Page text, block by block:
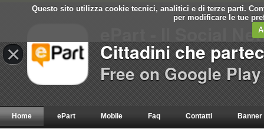
Questo sito utilizza cookie tecnici, analitici e di terze parti.
per modificare le tue
Home ePart Mobile Faq Contatti Banner
×
ePart - Il Social
Cittadini che
Free on Google Play